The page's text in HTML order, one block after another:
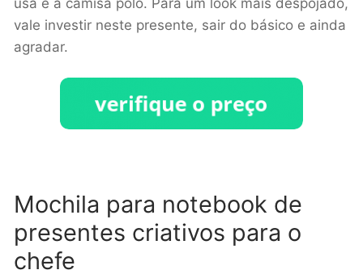
usa é a camisa polo. Para um look mais despojado,
vale investir neste presente, sair do básico e ainda
agradar.
Mochila para notebook de
presentes criativos para o
chefe